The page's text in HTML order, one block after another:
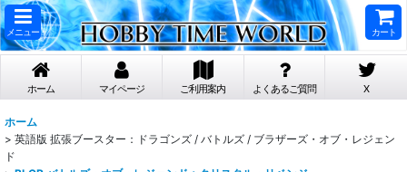
メニュー カート
ホーム マイページ ご利用案内 よくあるご質問 X
ホーム
> 英語版 拡張ブースター：ドラゴンズ / バトルズ / ブラザーズ・オブ・レジェン
ド